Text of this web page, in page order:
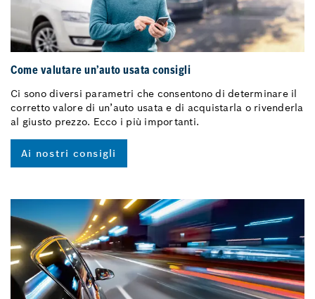
Come valutare un’auto usata consigli
Ci sono diversi parametri che consentono di determinare il
corretto valore di un’auto usata e di acquistarla o rivenderla
al giusto prezzo. Ecco i più importanti.
Ai nostri consigli